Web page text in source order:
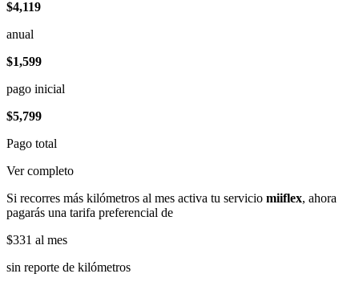
$4,119
anual
$1,599
pago inicial
$5,799
Pago total
Ver completo
Si recorres más kilómetros al mes activa tu servicio miiflex, ahora
pagarás una tarifa preferencial de
$331 al mes
sin reporte de kilómetros